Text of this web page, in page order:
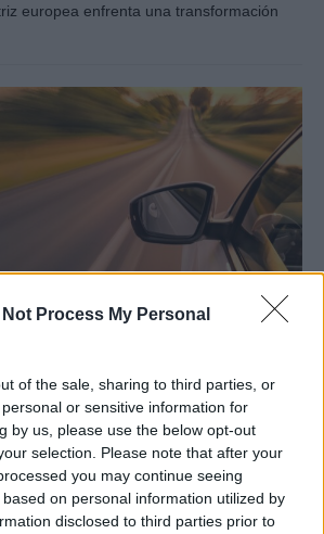
Not Process My Personal
of the sale, sharing to third parties, or
or sensitive information for
by us, please use the below opt-out
selection. Please note that after your
you may continue seeing
on personal information utilized by
disclosed to third parties prior to
europea enfrenta una transformación
renovar tu coche? Apostar por…